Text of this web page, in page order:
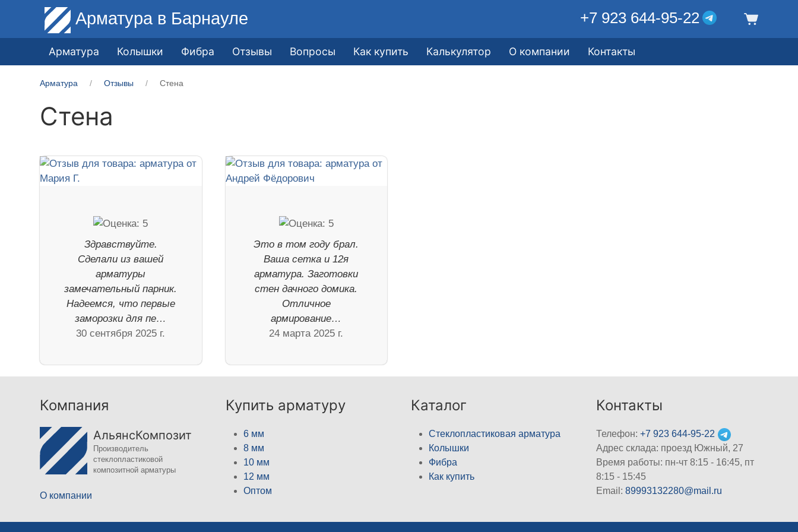
Арматура в Барнауле +7 923 644-95-22
Арматура Колышки Фибра Отзывы Вопросы Как купить Калькулятор О компании Контакты
Арматура Отзывы Стена
Стена
Здравствуйте.
Сделали из вашей
арматуры
замечательный парник.
Надеемся, что первые
заморозки для пе…
30 сентября 2025 г.
Это в том году брал.
Ваша сетка и 12я
арматура. Заготовки
стен дачного домика.
Отличное
армирование…
24 марта 2025 г.
Компания
АльянсКомпозит
Производитель
стеклопластиковой
композитной арматуры
О компании
Купить арматуру
6 мм
8 мм
10 мм
12 мм
Оптом
Каталог
Стеклопластиковая арматура
Колышки
Фибра
Как купить
Контакты
Телефон:+7 923 644-95-22
Адрес склада: проезд Южный, 27
Время работы: пн-чт 8:15 - 16:45, пт
8:15 - 15:45
Email:89993132280@mail.ru